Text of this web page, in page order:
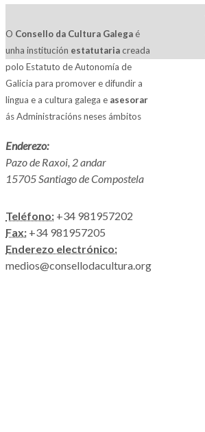
O Consello da Cultura Galega é
unha institución estatutariacreada
polo Estatuto de Autonomía de
Galicia para promover e difundir a
lingua e a cultura galega e asesorar
ás Administracións neses ámbitos
Enderezo:
Pazo de Raxoi, 2 andar
15705 Santiago de Compostela
Teléfono: +34 981957202
Fax: +34 981957205
Enderezo electrónico:
medios@consellodacultura.org